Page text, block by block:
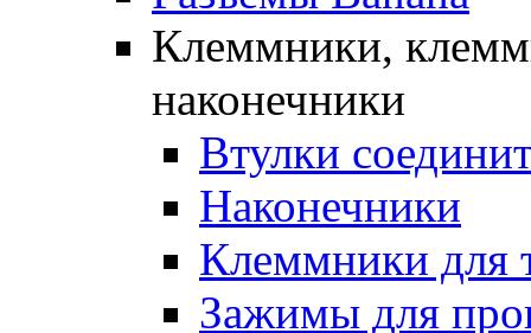
Клеммники,
наконечники
Втулки
Наконечники
Клеммники для
Зажимы для